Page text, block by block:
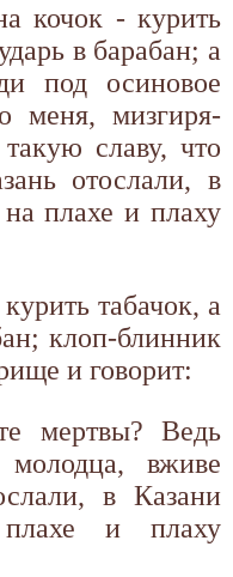
кочок - курить
в барабан; а
под осиновое
меня, мизгиря-
славу, что
отослали, в
плахе и плаху
табачок, а
клоп-блинник
и говорит:
мертвы? Ведь
молодца, вживе
в Казани
и плаху